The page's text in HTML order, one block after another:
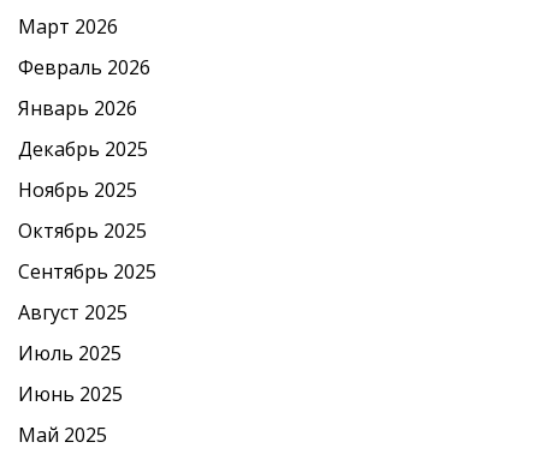
Март 2026
Февраль 2026
Январь 2026
Декабрь 2025
Ноябрь 2025
Октябрь 2025
Сентябрь 2025
Август 2025
Июль 2025
Июнь 2025
Май 2025